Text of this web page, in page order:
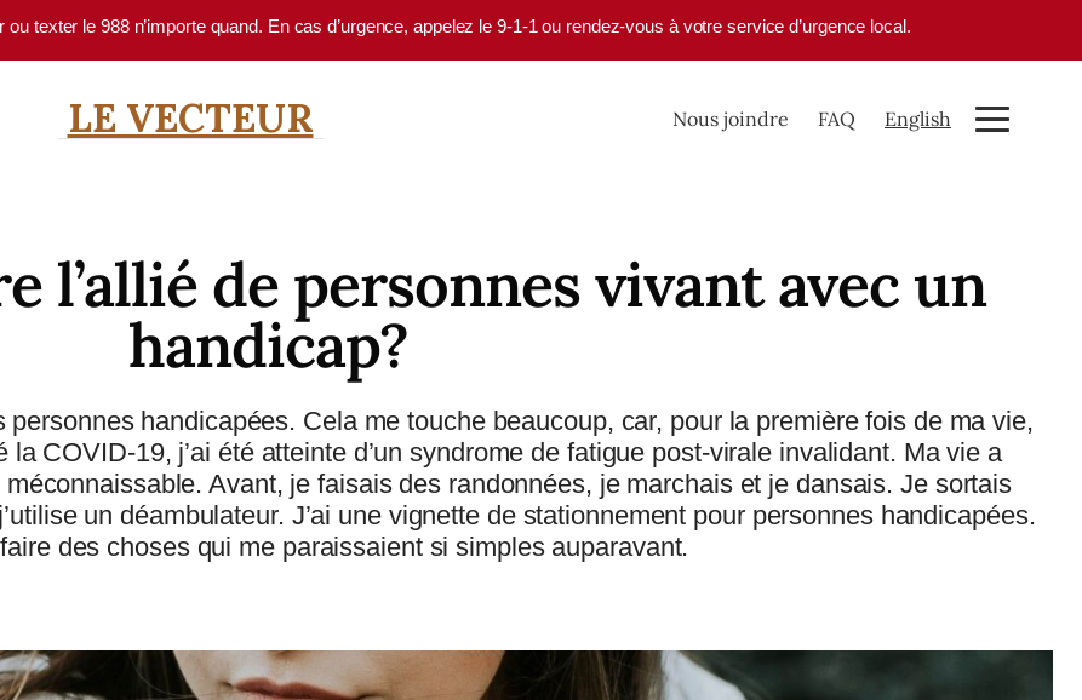
texter le 988 n’importe quand. En cas d’urgence, appelez le 9-1-1 ou rendez-vous à votre service d’urgence local.
LE VECTEUR Nous joindre FAQ English
l’allié de personnes vivant avec un
handicap?
handicapées. Cela me touche beaucoup, car, pour la première fois de ma vie,
COVID-19, j’ai été atteinte d’un syndrome de fatigue post-virale invalidant. Ma vie a
Avant, je faisais des randonnées, je marchais et je dansais. Je sortais
un déambulateur. J’ai une vignette de stationnement pour personnes handicapées.
des choses qui me paraissaient si simples auparavant.